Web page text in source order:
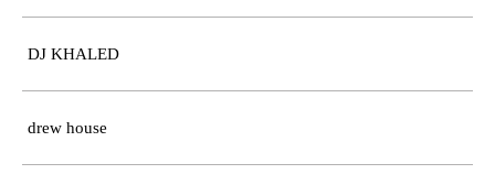
DJ KHALED
drew house